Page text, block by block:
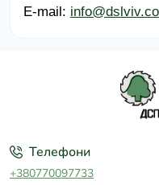
E-mail:
Телефони
+380770097733